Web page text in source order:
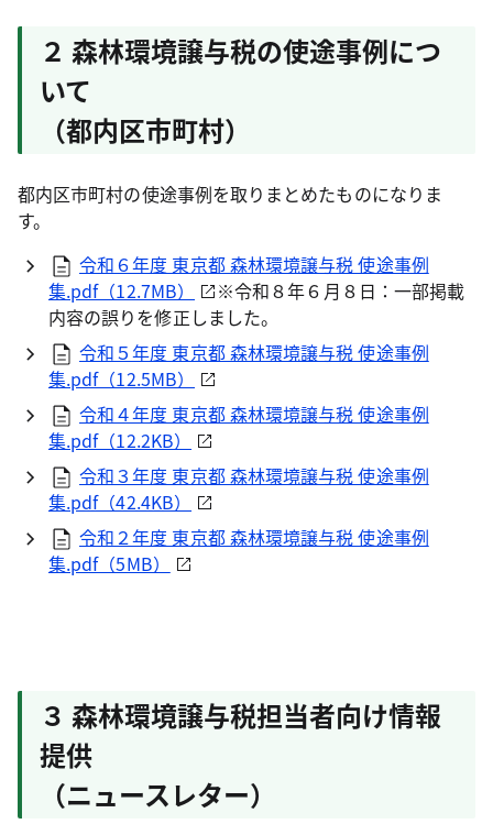
２ 森林環境譲与税の使途事例につ
いて
（都内区市町村）
都内区市町村の使途事例を取りまとめたものになりま
す。
令和６年度 東京都 森林環境譲与税 使途事例
集.pdf（12.7MB）
※令和８年６月８日：一部掲載
内容の誤りを修正しました。
令和５年度 東京都 森林環境譲与税 使途事例
集.pdf（12.5MB）
令和４年度 東京都 森林環境譲与税 使途事例
集.pdf（12.2KB）
令和３年度 東京都 森林環境譲与税 使途事例
集.pdf（42.4KB）
令和２年度 東京都 森林環境譲与税 使途事例
集.pdf（5MB）
３ 森林環境譲与税担当者向け情報
提供
（ニュースレター）